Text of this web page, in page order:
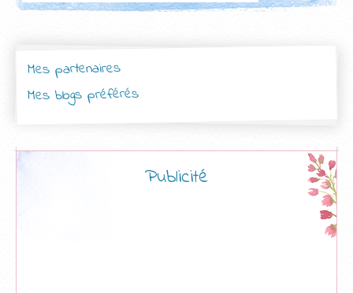
Mes partenaires
Mes blogs préférés
Publicité